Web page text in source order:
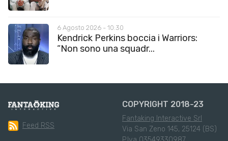
6 Agosto 2026 - 10:30
Kendrick Perkins boccia i Warriors:
“Non sono una squadr...
Feed RSS
COPYRIGHT 2018-23
Fantaking Interactive Srl
Via San Zeno 145, 25124 (BS)